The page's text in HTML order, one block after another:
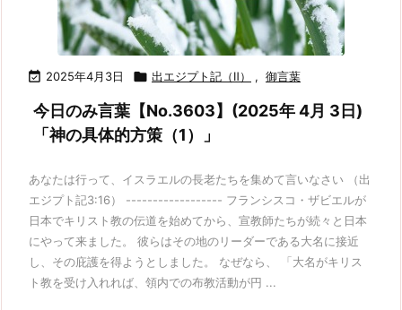
 2025年4月3日  出エジプト記（Ⅱ） , 御言葉
今日のみ言葉【No.3603】(2025年 4月 3日)
「神の具体的方策（1）」
あなたは行って、イスラエルの長老たちを集めて言いなさい （出
エジプト記3:16） ------------------ フランシスコ・ザビエルが
日本でキリスト教の伝道を始めてから、宣教師たちが続々と日本
にやって来ました。 彼らはその地のリーダーである大名に接近
し、その庇護を得ようとしました。 なぜなら、 「大名がキリス
ト教を受け入れれば、領内での布教活動が円 ...